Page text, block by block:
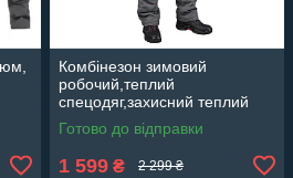
Комбінезон зимовий
робочий,теплий
спецодяг,захисний теплий
комбинезон,штани з лямками
Professional Польща
Готово до відправки
1 599 ₴ 2 299 ₴